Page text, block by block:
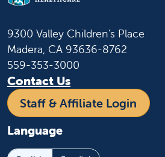
9300 Valley Children's Place
Madera, CA 93636-8762
559-353-3000
Contact Us
Staff & Affiliate Login
Language